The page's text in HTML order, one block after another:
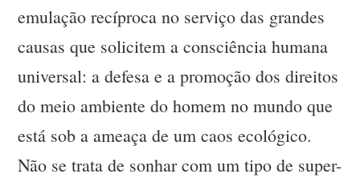
emulação recíproca no serviço das grandes
causas que solicitem a consciência humana
universal: a defesa e a promoção dos direitos
do meio ambiente do homem no mundo que
está sob a ameaça de um caos ecológico.
Não se trata de sonhar com um tipo de super-